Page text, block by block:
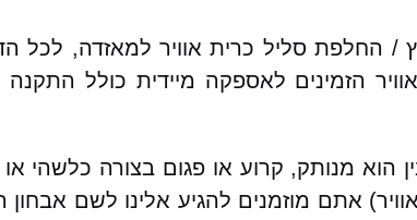
/ החלפת סליל כרית אוויר למאזדה, לכל
הזמינים לאספקה מיידית כולל התקנה
הוא מנותק, קרוע או פגום בצורה כלשהי
אתם מוזמנים להגיע אלינו לשם